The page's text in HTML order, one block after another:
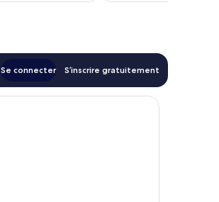
Se connecter S’inscrire gratuitement